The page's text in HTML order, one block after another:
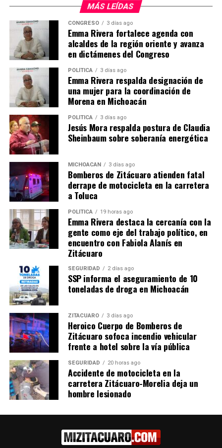
mayor esperanza de vida, según un estudio
publicado en
acceso a alimentos frescos y nutritivos sigue
siendo un desafío en países de ingresos bajos y
medianos, donde el 80% de las personas mayores
residirán para 2050. Además, las dietas
restrictivas en calorías, como las estudiadas en
ratas que activan el gen SIR2, han mostrado un
aumento de hasta el 40% en la longevidad, pero
su aplicación en humanos requiere más
investigación.
Actividad Física Regular
El ejercicio moderado y sostenido es clave para
prevenir enfermedades y mantener la
funcionalidad. Según elHarvard Longevity
Project
, la actividad física constante desde la
infancia predice una mayor longevidad, siempre
que no sea excesiva, ya que el
sobreentrenamiento puede ser perjudicial. La
OMS recomienda al menos 150 minutos de
actividad aeróbica moderada por semana para
infraestructura urbana accesible y programas de
ejercicio personalizados limita su práctica,
especialmente en comunidades marginadas.
Bienestar Mental
El estrés crónico y la salud mental deteriorada
pueden acelerar el envejecimiento. Estudios en
comunidades longevas, como en Abkhasia, Rusia,
destacan que una “personalidad pro-longeva” —
caracterizada por hábitos no tóxicos y actitudes
positivas— favorece la longevidad. La meditación,
el mindfulness y el sueño de calidad son
(2021), que vinculan la reducción del estrés con
una mejor función cognitiva. Sin embargo, el
MÁS LEÍDAS
CONGRESO 3 días ago
Emma Rivera fortalece agenda con
alcaldes de la región oriente y avanza
en dictámenes del Congreso
POLÍTICA 3 días ago
Emma Rivera respalda designación de
una mujer para la coordinación de
Morena en Michoacán
POLÍTICA 3 días ago
Jesús Mora respalda postura de Claudia
Sheinbaum sobre soberanía energética
MICHOACÁN 3 días ago
Bomberos de Zitácuaro atienden fatal
derrape de motocicleta en la carretera
a Toluca
POLÍTICA 19 horas ago
Emma Rivera destaca la cercanía con la
gente como eje del trabajo político, en
encuentro con Fabiola Alanís en
Zitácuaro
SEGURIDAD 2 días ago
SSP informa el aseguramiento de 10
toneladas de droga en Michoacán
ZITÁCUARO 3 días ago
Heroico Cuerpo de Bomberos de
Zitácuaro sofoca incendio vehicular
frente a hotel sobre la vía pública
SEGURIDAD 20 horas ago
Accidente de motocicleta en la
carretera Zitácuaro-Morelia deja un
hombre lesionado